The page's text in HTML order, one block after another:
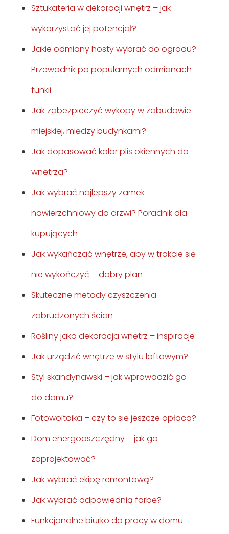
Sztukateria w dekoracji wnętrz – jak
wykorzystać jej potencjał?
Jakie odmiany hosty wybrać do ogrodu?
Przewodnik po popularnych odmianach
funkii
Jak zabezpieczyć wykopy w zabudowie
miejskiej, między budynkami?
Jak dopasować kolor plis okiennych do
wnętrza?
Jak wybrać najlepszy zamek
nawierzchniowy do drzwi? Poradnik dla
kupujących
Jak wykańczać wnętrze, aby w trakcie się
nie wykończyć – dobry plan
Skuteczne metody czyszczenia
zabrudzonych ścian
Rośliny jako dekoracja wnętrz – inspiracje
Jak urządzić wnętrze w stylu loftowym?
Styl skandynawski – jak wprowadzić go
do domu?
Fotowoltaika – czy to się jeszcze opłaca?
Dom energooszczędny – jak go
zaprojektować?
Jak wybrać ekipę remontową?
Jak wybrać odpowiednią farbę?
Funkcjonalne biurko do pracy w domu